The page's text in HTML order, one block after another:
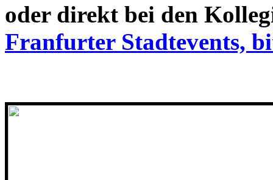
oder direkt bei den
Franfurter Stadtevents,